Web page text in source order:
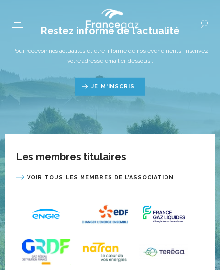
Restez informé de l’actualité
Pour recevoir nos actualités et être informé de nos événements, inscrivez
votre adresse email ci-dessous :
JE M'INSCRIS
Les membres titulaires
VOIR TOUS LES MEMBRES DE L’ASSOCIATION